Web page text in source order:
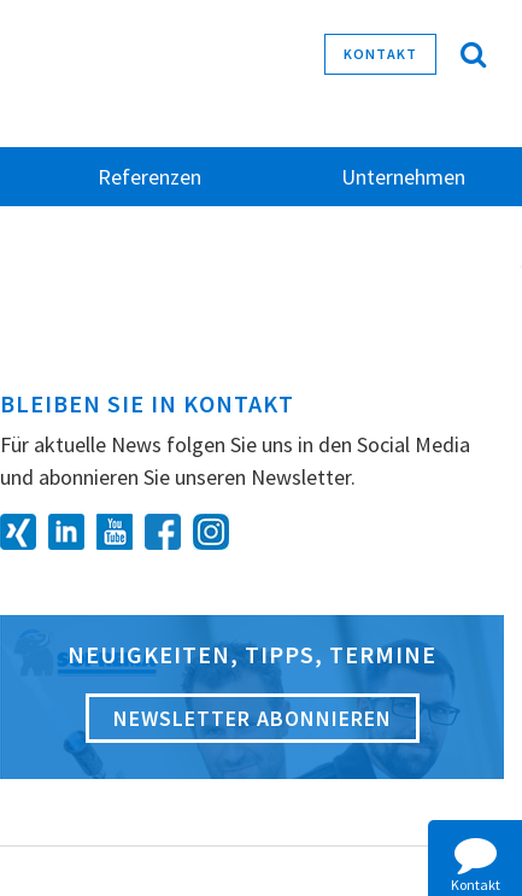
KONTAKT
Referenzen Unternehmen
BLEIBEN SIE IN KONTAKT
Für aktuelle News folgen Sie uns in den Social Media
und abonnieren Sie unseren Newsletter.
NEUIGKEITEN, TIPPS, TERMINE
NEWSLETTER ABONNIEREN
Kontakt